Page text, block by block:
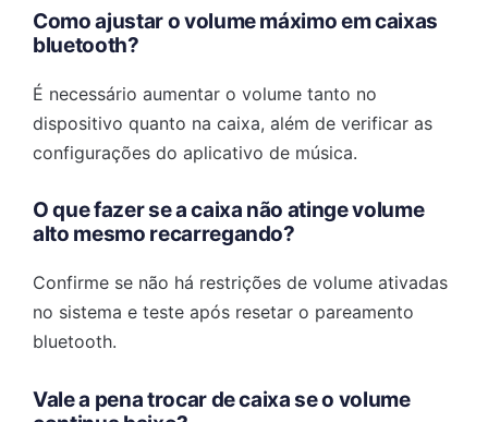
Como ajustar o volume máximo em caixas
bluetooth?
É necessário aumentar o volume tanto no
dispositivo quanto na caixa, além de verificar as
configurações do aplicativo de música.
O que fazer se a caixa não atinge volume
alto mesmo recarregando?
Confirme se não há restrições de volume ativadas
no sistema e teste após resetar o pareamento
bluetooth.
Vale a pena trocar de caixa se o volume